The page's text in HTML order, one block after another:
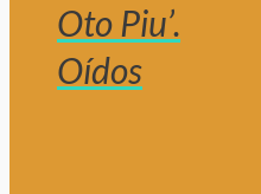
Oto Piu’.
Oídos